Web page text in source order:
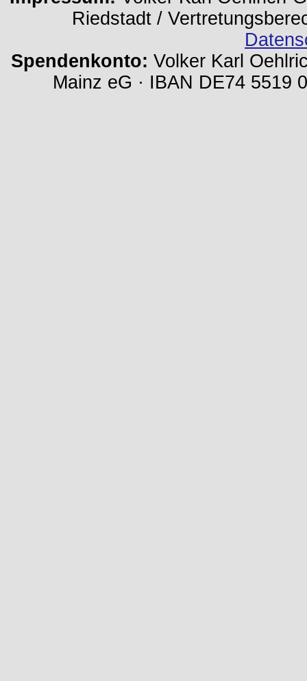
Riedstadt /
Spendenkonto: Volker Karl
Mainz eG · IBAN DE74 5519